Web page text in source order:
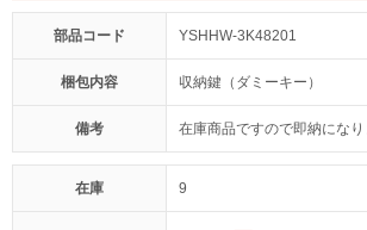
部品コード YSHHW-3K48201
梱包内容 収納鍵（ダミーキー）
備考 在庫商品ですので即納になり
在庫 9